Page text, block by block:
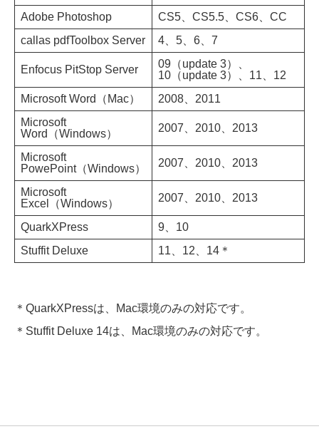
Adobe Photoshop
CS5、CS5.5、CS6、CC
callas pdfToolbox Server
4、5、6、7
Enfocus PitStop Server
09（update 3）、
10（update 3）、11、12
Microsoft Word（Mac）
2008、2011
Microsoft
Word（Windows）
2007、2010、2013
Microsoft
PowePoint（Windows）
2007、2010、2013
Microsoft
Excel（Windows）
2007、2010、2013
QuarkXPress
9、10
Stuffit Deluxe
11、12、14＊
＊QuarkXPressは、Mac環境のみの対応です。
＊Stuffit Deluxe 14は、Mac環境のみの対応です。